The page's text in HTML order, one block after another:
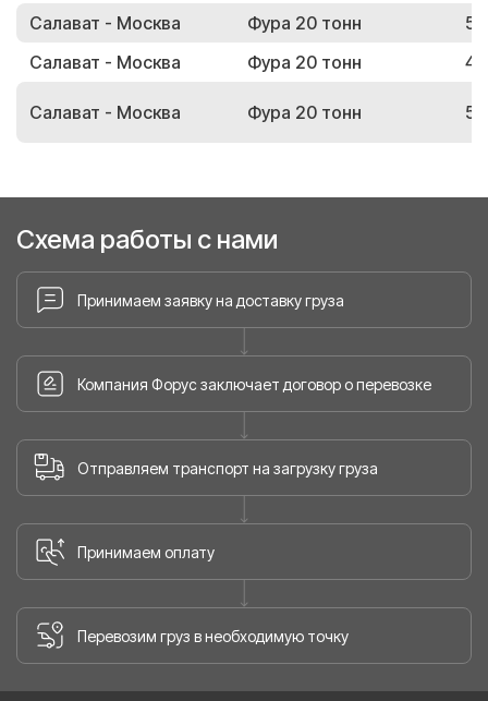
Салават - Москва
Фура 20 тонн
Салават - Москва
Фура 20 тонн
Салават - Москва Фура 20 тонн
Схема работы с нами
Принимаем заявку на доставку груза
Компания Форус заключает договор о перевозке
Отправляем транспорт на загрузку груза
Принимаем оплату
Перевозим груз в необходимую точку